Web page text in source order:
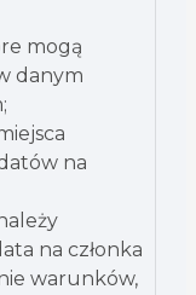
mogą
danym
na
na członka
warunków,